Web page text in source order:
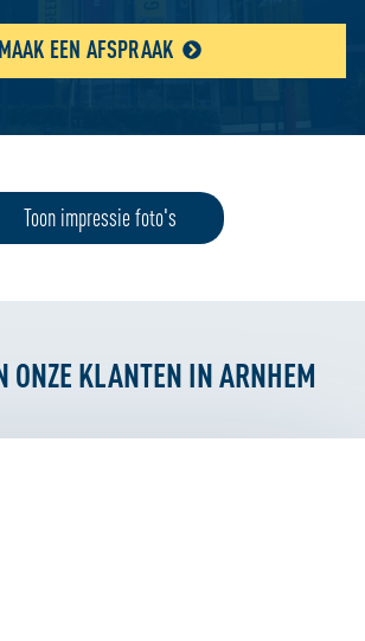
MAAK EEN AFSPRAAK
Toon impressie foto's
ONZE KLANTEN IN ARNHEM